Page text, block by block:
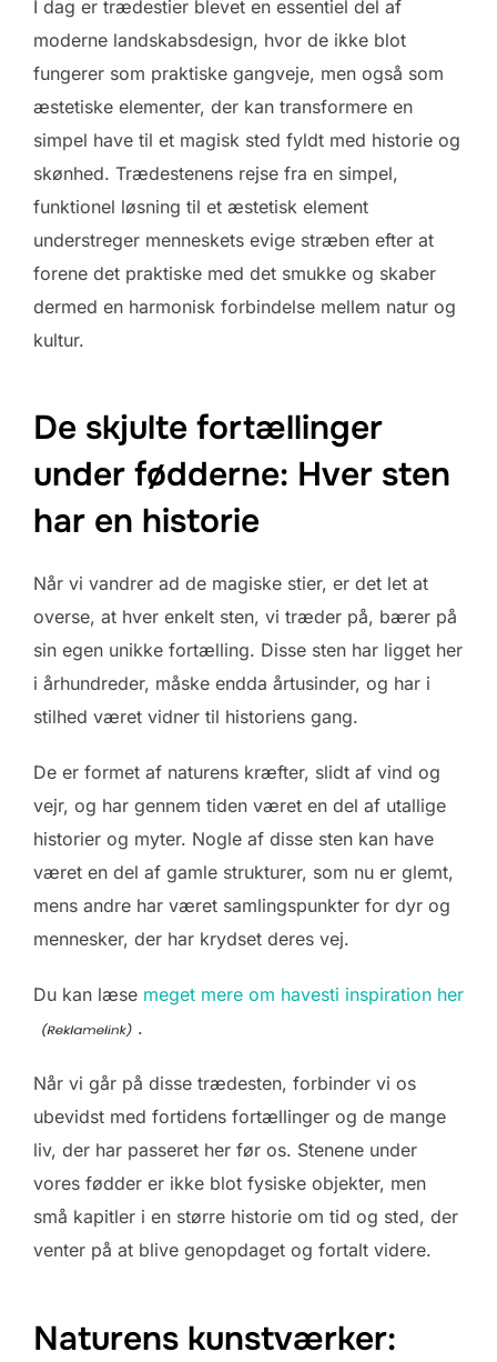
I dag er trædestier blevet en essentiel del af
moderne landskabsdesign, hvor de ikke blot
fungerer som praktiske gangveje, men også som
æstetiske elementer, der kan transformere en
simpel have til et magisk sted fyldt med historie og
skønhed. Trædestenens rejse fra en simpel,
funktionel løsning til et æstetisk element
understreger menneskets evige stræben efter at
forene det praktiske med det smukke og skaber
dermed en harmonisk forbindelse mellem natur og
kultur.
De skjulte fortællinger
under fødderne: Hver sten
har en historie
Når vi vandrer ad de magiske stier, er det let at
overse, at hver enkelt sten, vi træder på, bærer på
sin egen unikke fortælling. Disse sten har ligget her
i århundreder, måske endda årtusinder, og har i
stilhed været vidner til historiens gang.
De er formet af naturens kræfter, slidt af vind og
vejr, og har gennem tiden været en del af utallige
historier og myter. Nogle af disse sten kan have
været en del af gamle strukturer, som nu er glemt,
mens andre har været samlingspunkter for dyr og
mennesker, der har krydset deres vej.
Du kan læse meget mere om havesti inspiration her
.
Når vi går på disse trædesten, forbinder vi os
ubevidst med fortidens fortællinger og de mange
liv, der har passeret her før os. Stenene under
vores fødder er ikke blot fysiske objekter, men
små kapitler i en større historie om tid og sted, der
venter på at blive genopdaget og fortalt videre.
Naturens kunstværker: